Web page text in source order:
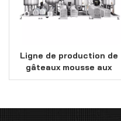
Ligne de production de
gâteaux mousse aux
normes européennes